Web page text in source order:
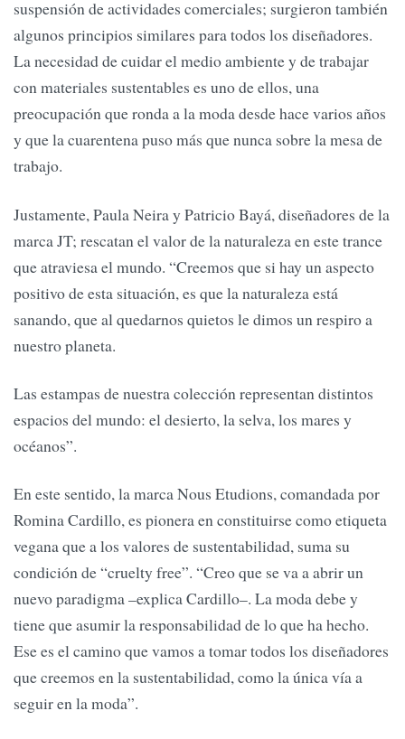
suspensión de actividades comerciales; surgieron también
algunos principios similares para todos los diseñadores.
La necesidad de cuidar el medio ambiente y de trabajar
con materiales sustentables es uno de ellos, una
preocupación que ronda a la moda desde hace varios años
y que la cuarentena puso más que nunca sobre la mesa de
trabajo.
Justamente, Paula Neira y Patricio Bayá, diseñadores de la
marca JT; rescatan el valor de la naturaleza en este trance
que atraviesa el mundo. “Creemos que si hay un aspecto
positivo de esta situación, es que la naturaleza está
sanando, que al quedarnos quietos le dimos un respiro a
nuestro planeta.
Las estampas de nuestra colección representan distintos
espacios del mundo: el desierto, la selva, los mares y
océanos”.
En este sentido, la marca Nous Etudions, comandada por
Romina Cardillo, es pionera en constituirse como etiqueta
vegana que a los valores de sustentabilidad, suma su
condición de “cruelty free”. “Creo que se va a abrir un
nuevo paradigma –explica Cardillo–. La moda debe y
tiene que asumir la responsabilidad de lo que ha hecho.
Ese es el camino que vamos a tomar todos los diseñadores
que creemos en la sustentabilidad, como la única vía a
seguir en la moda”.